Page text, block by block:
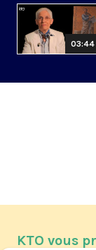
03:44
KTO vous